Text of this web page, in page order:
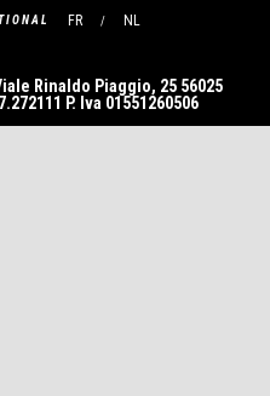
FR NL
Rinaldo Piaggio, 25 56025
P. Iva 01551260506